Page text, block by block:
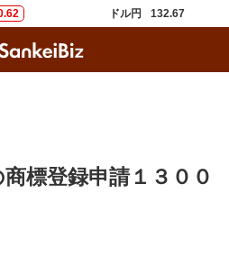
ドル円 132.67
標登録申請１３００